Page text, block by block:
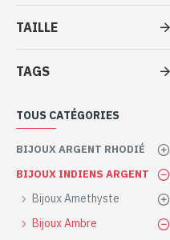
TAILLE
TAGS
TOUS CATÉGORIES
BIJOUX ARGENT RHODIÉ
BIJOUX INDIENS ARGENT
Bijoux Amethyste
Bijoux Ambre